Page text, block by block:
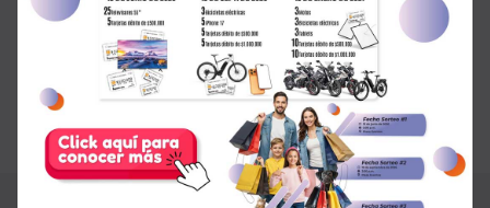
Viernes, sábados y domingos 11:00 a.m. a 8:00 p.m.
Turnos de 15 minutos
VALOR :Se canceladirectamente en la zona de Plaza
Eventos, en la entrada de la atracción Playground.